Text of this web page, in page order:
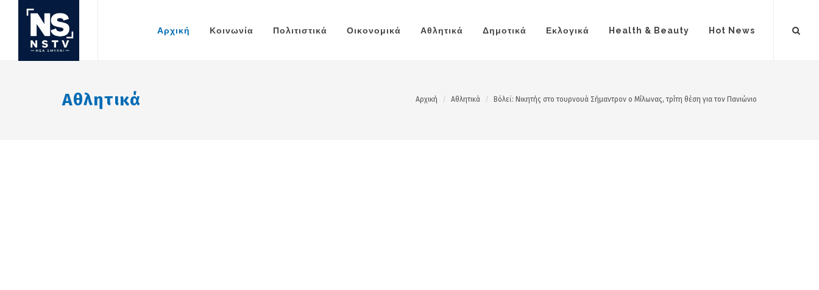
Αρχική Κοινωνία Πολιτιστικά Οικονομικά Αθλητικά Δημοτικά Εκλογικά Health & Beauty Hot News
Αθλητικά Αρχική Αθλητικά Βόλεϊ: Νικητής στο τουρνουά Σήμαντρον ο Μίλωνας, τρίτη θέση για τον Πανιώνιο